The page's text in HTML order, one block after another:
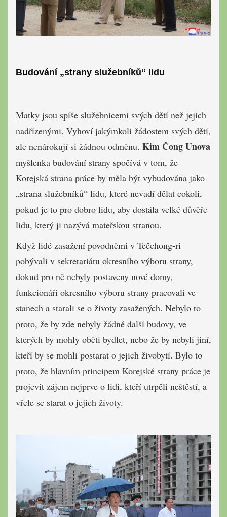
Budování „strany služebníků“ lidu
Matky jsou spíše služebnicemi svých dětí než jejich
nadřízenými. Vyhoví jakýmkoli žádostem svých dětí,
ale nenárokují si žádnou odměnu. Kim Čong Unova
myšlenka budování strany spočívá v tom, že
Korejská strana práce by měla být vybudována jako
„strana služebníků“ lidu, které nevadí dělat cokoli,
pokud je to pro dobro lidu, aby dostála velké důvěře
lidu, který ji nazývá mateřskou stranou.
Když lidé zasažení povodněmi v Tečchong-ri
pobývali v sekretariátu okresního výboru strany,
dokud pro ně nebyly postaveny nové domy,
funkcionáři okresního výboru strany pracovali ve
stanech a starali se o životy zasažených. Nebylo to
proto, že by zde nebyly žádné další budovy, ve
kterých by mohly oběti bydlet, nebo že by nebyli jiní,
kteří by se mohli postarat o jejich živobytí. Bylo to
proto, že hlavním principem Korejské strany práce je
projevit zájem nejprve o lidi, kteří utrpěli neštěstí, a
vřele se starat o jejich životy.